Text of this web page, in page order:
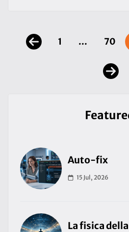
1 ... 70
Auto-fix
15 Jul, 2026
La fisica